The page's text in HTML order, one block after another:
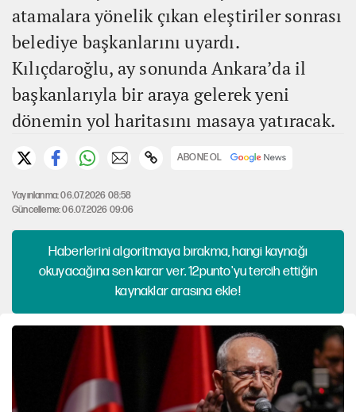
atamalara yönelik çıkan eleştiriler sonrası
belediye başkanlarını uyardı.
Kılıçdaroğlu, ay sonunda Ankara’da il
başkanlarıyla bir araya gelerek yeni
dönemin yol haritasını masaya yatıracak.
ABONE OL
Yayınlanma: 06.07.2026 08:58
Güncelleme: 06.07.2026 09:06
Haberlerini algoritmaya bırakma, hangi kaynağı
okuyacağına sen karar ver. 12punto'yu tercih ettiğin
kaynaklar arasına ekle!